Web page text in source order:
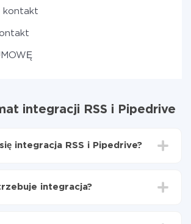
kontakt
integracji RSS i Pipedrive
integracja RSS i Pipedrive?
integracja?